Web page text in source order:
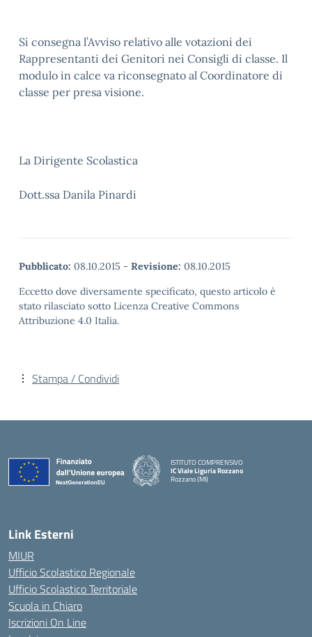
Si consegna l’Avviso relativo alle votazioni dei
Rappresentanti dei Genitori nei Consigli di classe. Il
modulo in calce va riconsegnato al Coordinatore di
classe per presa visione.
La Dirigente Scolastica
Dott.ssa Danila Pinardi
Pubblicato: 08.10.2015 - Revisione: 08.10.2015
Eccetto dove diversamente specificato, questo articolo è
stato rilasciato sotto Licenza Creative Commons
Attribuzione 4.0 Italia.
Stampa / Condividi
ISTITUTO COMPRENSIVO
IC Viale Liguria Rozzano
Rozzano (MI)
Link Esterni
MIUR
Ufficio Scolastico Regionale
Ufficio Scolastico Territoriale
Scuola in Chiaro
Iscrizioni On Line